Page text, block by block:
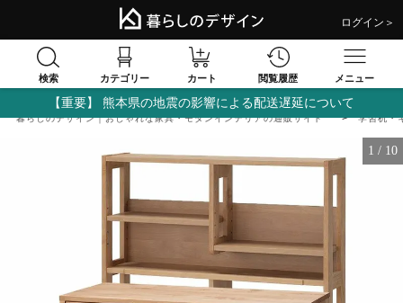
ログイン＞
検索 カテゴリー カート 閲覧履歴 メニュー
【重要】 熊本県の地震の影響による配送遅延について
暮らしのデザイン｜おしゃれな家具・モダンインテリアの通販サイト 学習机・
1 / 10